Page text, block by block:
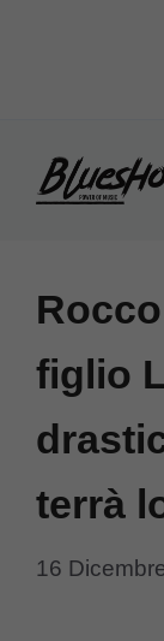
figlio
terrà
16